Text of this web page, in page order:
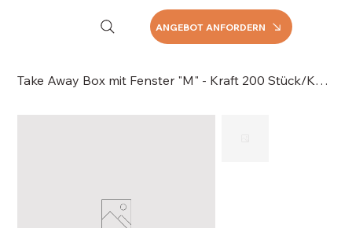
ANGEBOT ANFORDERN
Take Away Box mit Fenster "M" - Kraft 200 Stück/Karton, 064-312